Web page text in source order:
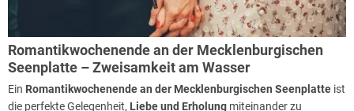
Romantikwochenende an der Mecklenburgischen
Seenplatte – Zweisamkeit am Wasser
Ein Romantikwochenende an der Mecklenburgischen Seenplatte ist
die perfekte Gelegenheit, Liebe und Erholung miteinander zu